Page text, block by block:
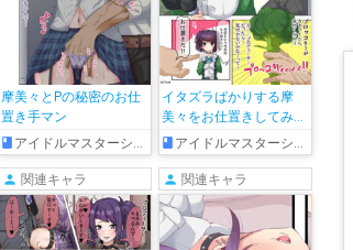
摩美々とPの秘密のお仕
置き手マン
アイドルマスターシャイニーカラーズ
イタズラばかりする摩
美々をお仕置きしてみた
その後
アイドルマスターシャイニーカラーズ
関連キャラ 関連キャラ